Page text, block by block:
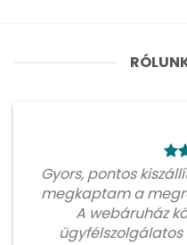
Gyors, pontos
megkaptam a
A webáruház